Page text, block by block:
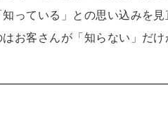
っている」との思い込みを
お客さんが「知らない」だけ